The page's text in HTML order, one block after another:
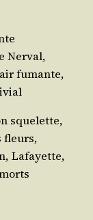
Nerval,
fumante,
squelette,
fleurs,
Lafayette,